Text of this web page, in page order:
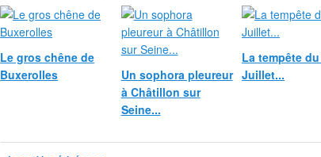
Le gros chêne de
Buxerolles
Un sophora pleureur
à Châtillon sur
Seine...
La tempête
Juillet...